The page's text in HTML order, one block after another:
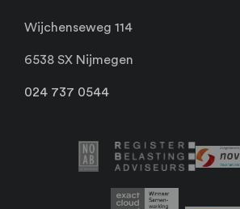
Wijchenseweg 114
6538 SX Nijmegen
024 737 0544